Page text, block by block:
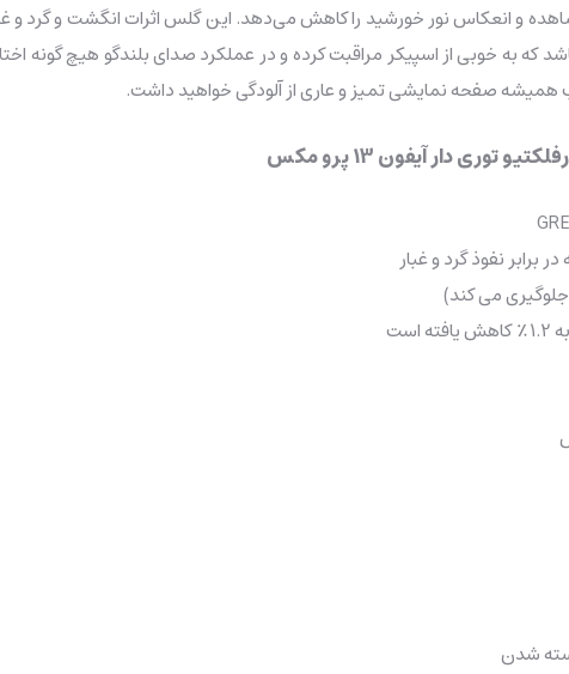
و انعکاس نور خورشید را کاهش می‌دهد. این گلس اثرات انگشت و
که به خوبی از اسپیکر مراقبت کرده و در عملکرد صدای بلندگو هیچ گونه
صفحه نمایشی تمیز و عاری از آلودگی خواهید داشت.
دار آیفون 13 پرو مکس
برابر نفوذ گرد و غبار
می کند)
شدن